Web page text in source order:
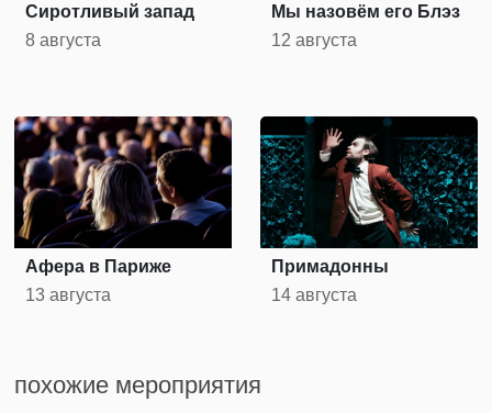
Сиротливый запад
8 августа
Мы назовём его Блэз
12 августа
Афера в Париже
13 августа
Примадонны
14 августа
похожие мероприятия